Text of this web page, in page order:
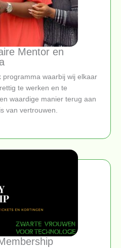
Mentor en
programma waarbij wij elkaar
te werken en te
waardige manier terug aan
van vertrouwen.